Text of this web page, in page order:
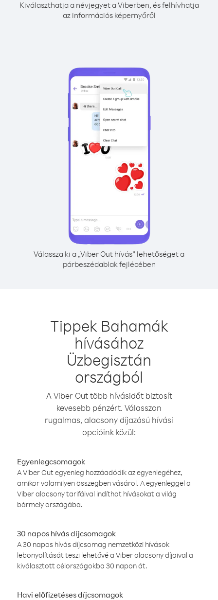
Kiválaszthatja a névjegyet a Viberben, és felhívhatja
az információs képernyőről
Válassza ki a „Viber Out hívás” lehetőséget a
párbeszédablak fejlécében
Tippek Bahamák
hívásához
Üzbegisztán
országból
A Viber Out több hívásidőt biztosít
kevesebb pénzért. Válasszon
rugalmas, alacsony díjazású hívási
opcióink közül:
Egyenlegcsomagok
A Viber Out egyenleg hozzáadódik az egyenlegéhez,
amikor valamilyen összegben vásárol. A egyenleggel a
Viber alacsony tarifáival indíthat hívásokat a világ
bármely országába.
30 napos hívás díjcsomagok
A 30 napos hívás díjcsomag nemzetközi hívások
lebonyolítását teszi lehetővé a Viber alacsony díjaival a
kiválasztott célországokba 30 napon át.
Havi előfizetéses díjcsomagok